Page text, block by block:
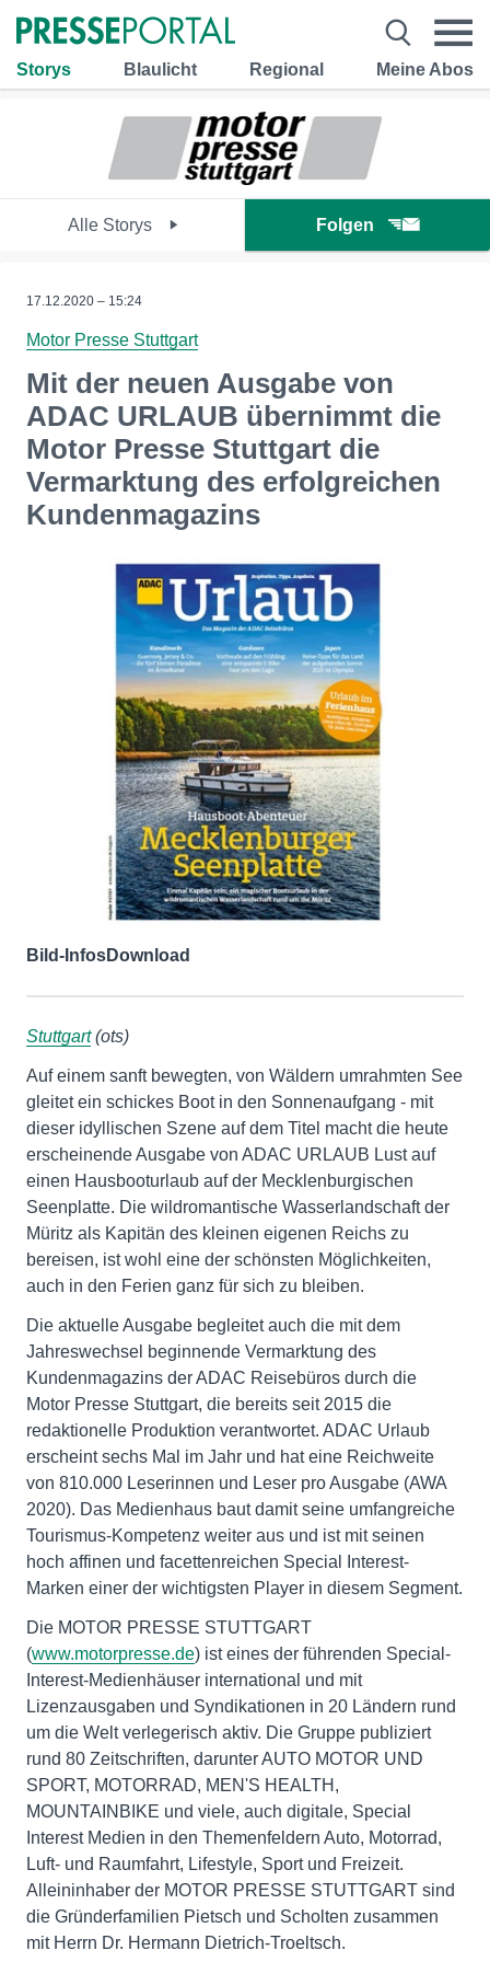
Storys Blaulicht Regional Meine Abos
Alle Storys Folgen
17.12.2020 – 15:24
Motor Presse Stuttgart
Mit der neuen Ausgabe von
ADAC URLAUB übernimmt die
Motor Presse Stuttgart die
Vermarktung des erfolgreichen
Kundenmagazins
Bild-InfosDownload
Stuttgart(ots)
Auf einem sanft bewegten, von Wäldern umrahmten See
gleitet ein schickes Boot in den Sonnenaufgang - mit
dieser idyllischen Szene auf dem Titel macht die heute
erscheinende Ausgabe von ADAC URLAUB Lust auf
einen Hausbooturlaub auf der Mecklenburgischen
Seenplatte. Die wildromantische Wasserlandschaft der
Müritz als Kapitän des kleinen eigenen Reichs zu
bereisen, ist wohl eine der schönsten Möglichkeiten,
auch in den Ferien ganz für sich zu bleiben.
Die aktuelle Ausgabe begleitet auch die mit dem
Jahreswechsel beginnende Vermarktung des
Kundenmagazins der ADAC Reisebüros durch die
Motor Presse Stuttgart, die bereits seit 2015 die
redaktionelle Produktion verantwortet. ADAC Urlaub
erscheint sechs Mal im Jahr und hat eine Reichweite
von 810.000 Leserinnen und Leser pro Ausgabe (AWA
2020). Das Medienhaus baut damit seine umfangreiche
Tourismus-Kompetenz weiter aus und ist mit seinen
hoch affinen und facettenreichen Special Interest-
Marken einer der wichtigsten Player in diesem Segment.
Die MOTOR PRESSE STUTTGART
(www.motorpresse.de) ist eines der führenden Special-
Interest-Medienhäuser international und mit
Lizenzausgaben und Syndikationen in 20 Ländern rund
um die Welt verlegerisch aktiv. Die Gruppe publiziert
rund 80 Zeitschriften, darunter AUTO MOTOR UND
SPORT, MOTORRAD, MEN'S HEALTH,
MOUNTAINBIKE und viele, auch digitale, Special
Interest Medien in den Themenfeldern Auto, Motorrad,
Luft- und Raumfahrt, Lifestyle, Sport und Freizeit.
Alleininhaber der MOTOR PRESSE STUTTGART sind
die Gründerfamilien Pietsch und Scholten zusammen
mit Herrn Dr. Hermann Dietrich-Troeltsch.